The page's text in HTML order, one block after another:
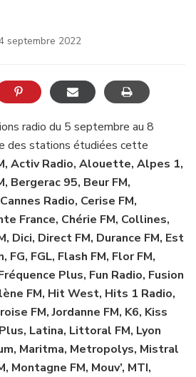
septembre 2022
radio du 5 septembre au 8
des stations étudiées cette
Activ Radio, Alouette, Alpes 1,
Bergerac 95, Beur FM,
Radio, Cerise FM,
France, Chérie FM, Collines,
Dici, Direct FM, Durance FM, Est
FG, FGL, Flash FM, Flor FM,
Plus, Fun Radio, Fusion
FM, Hit West, Hits 1 Radio,
FM, Jordanne FM, K6, Kiss
Latina, Littoral FM, Lyon
Maritma, Metropolys, Mistral
Montagne FM, Mouv’, MTI,